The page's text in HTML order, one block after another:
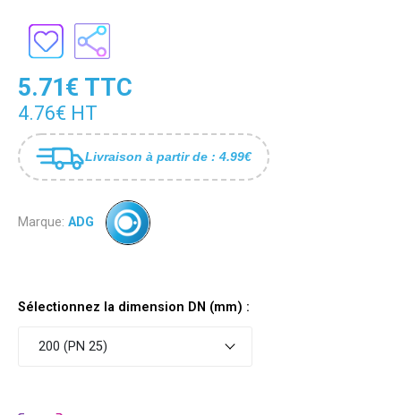
5.71€ TTC
4.76€ HT
Livraison à partir de : 4.99€
Marque: ADG
Sélectionnez la dimension DN (mm) :
200 (PN 25)